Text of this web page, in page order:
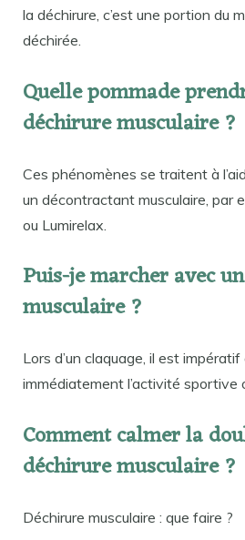
la déchirure, c’est une portion du
déchirée.
Quelle pommade
déchirure musculaire ?
Ces phénomènes se traitent à
un décontractant musculaire, par
ou Lumirelax.
Puis-je marcher avec
musculaire ?
Lors d’un claquage, il est
immédiatement l’activité sportive
Comment calmer la
déchirure musculaire ?
Déchirure musculaire : que faire ?